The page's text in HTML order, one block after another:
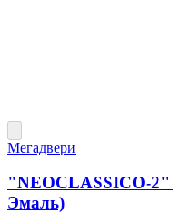
Мегадвери
"NEOCLASSICO-2"
Эмаль)